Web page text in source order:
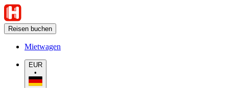
Reisen buchen
Mietwagen
EUR
•